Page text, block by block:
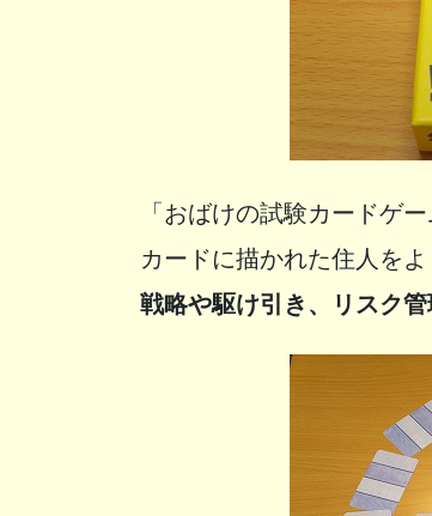
「おばけの試験カードゲ
カードに描かれた住人を
戦略や駆け引き、リスク